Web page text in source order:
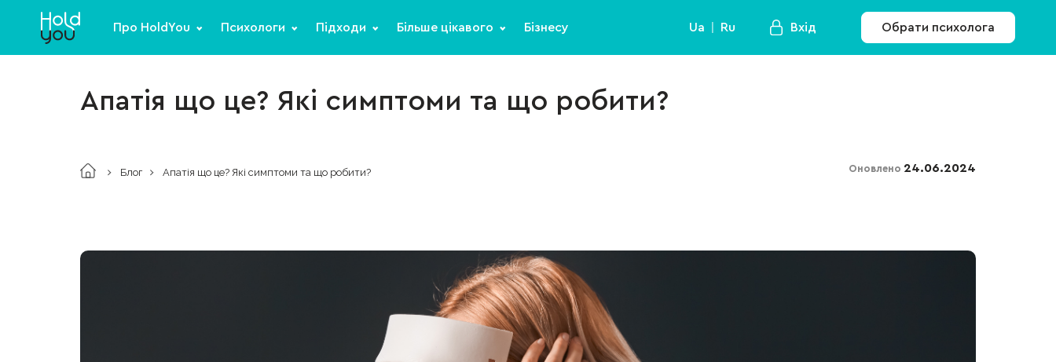
Про HoldYou Психологи Підходи Більше цікавого Бізнесу Ua Ru Вхід Обрати психолога
Апатія що це? Які симптоми та що робити?
Блог Апатія що це? Які симптоми та що робити? Оновлено 24.06.2024